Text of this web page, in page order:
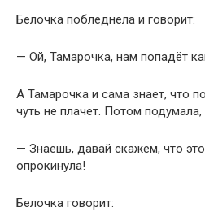
Белочка побледнела и говорит:
— Ой, Тамарочка, нам попадёт
А Тамарочка и сама знает, что
чуть не плачет. Потом
— Знаешь, давай скажем, что
опрокинула!
Белочка говорит: